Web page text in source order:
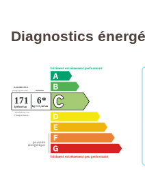
Diagnostics